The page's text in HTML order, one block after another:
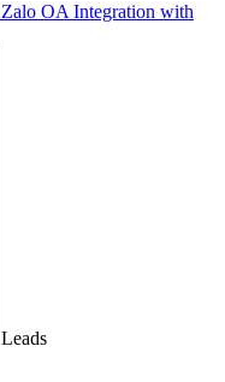
Zalo OA Integration with
Leads